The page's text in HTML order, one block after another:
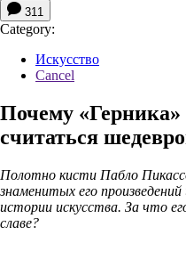
311
Category:
Искусство
Cancel
Почему «Герника»
считаться
Полотно кисти Пабло
знаменитых его
истории искусства. За что
славе?